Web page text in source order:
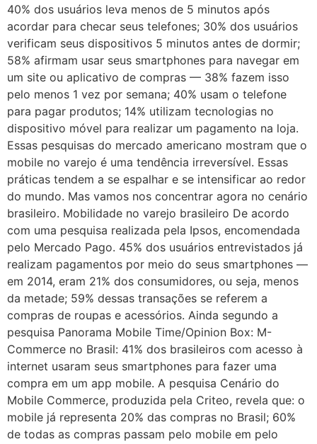
40% dos usuários leva menos de 5 minutos após
acordar para checar seus telefones; 30% dos usuários
verificam seus dispositivos 5 minutos antes de dormir;
58% afirmam usar seus smartphones para navegar em
um site ou aplicativo de compras — 38% fazem isso
pelo menos 1 vez por semana; 40% usam o telefone
para pagar produtos; 14% utilizam tecnologias no
dispositivo móvel para realizar um pagamento na loja.
Essas pesquisas do mercado americano mostram que o
mobile no varejo é uma tendência irreversível. Essas
práticas tendem a se espalhar e se intensificar ao redor
do mundo. Mas vamos nos concentrar agora no cenário
brasileiro. Mobilidade no varejo brasileiro De acordo
com uma pesquisa realizada pela Ipsos, encomendada
pelo Mercado Pago. 45% dos usuários entrevistados já
realizam pagamentos por meio do seus smartphones —
em 2014, eram 21% dos consumidores, ou seja, menos
da metade; 59% dessas transações se referem a
compras de roupas e acessórios. Ainda segundo a
pesquisa Panorama Mobile Time/Opinion Box: M-
Commerce no Brasil: 41% dos brasileiros com acesso à
internet usaram seus smartphones para fazer uma
compra em um app mobile. A pesquisa Cenário do
Mobile Commerce, produzida pela Criteo, revela que: o
mobile já representa 20% das compras no Brasil; 60%
de todas as compras passam pelo mobile em pelo